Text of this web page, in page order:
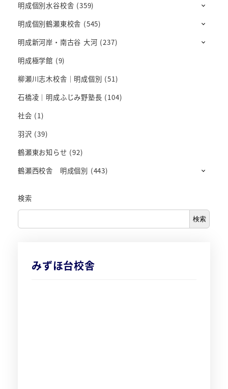
明成個別水谷校舎 (359)
明成個別鶴瀬東校舎 (545)
明成新河岸・南古谷 大河 (237)
明成極学館 (9)
柳瀬川志木校舎｜明成個別 (51)
石橋凌｜明成ふじみ野塾長 (104)
社会 (1)
羽沢 (39)
鶴瀬東お知らせ (92)
鶴瀬西校舎 明成個別 (443)
検索
検索
みずほ台校舎